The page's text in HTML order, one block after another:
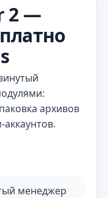
2 —
архивов
менеджер